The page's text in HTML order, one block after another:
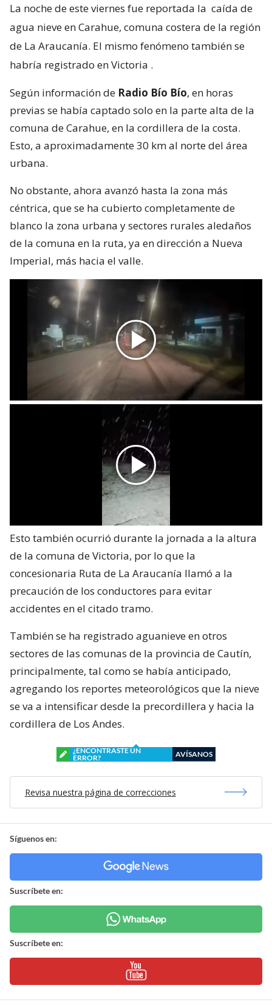
La noche de este viernes fue reportada la caída de
agua nieve en Carahue, comuna costera de la región
de La Araucanía. El mismo fenómeno también se
habría registrado en Victoria .
Según información de Radio Bío Bío, en horas
previas se había captado solo en la parte alta de la
comuna de Carahue, en la cordillera de la costa.
Esto, a aproximadamente 30 km al norte del área
urbana.
No obstante, ahora avanzó hasta la zona más
céntrica, que se ha cubierto completamente de
blanco la zona urbana y sectores rurales aledaños
de la comuna en la ruta, ya en dirección a Nueva
Imperial, más hacia el valle.
Esto también ocurrió durante la jornada a la altura
de la comuna de Victoria, por lo que la
concesionaria Ruta de La Araucanía llamó a la
precaución de los conductores para evitar
accidentes en el citado tramo.
También se ha registrado aguanieve en otros
sectores de las comunas de la provincia de Cautín,
principalmente, tal como se había anticipado,
agregando los reportes meteorológicos que la nieve
se va a intensificar desde la precordillera y hacia la
cordillera de Los Andes.
¿ENCONTRASTE UN
ERROR?
AVÍSANOS
Revisa nuestra página de correcciones
Síguenos en:
Suscríbete en:
Suscríbete en: